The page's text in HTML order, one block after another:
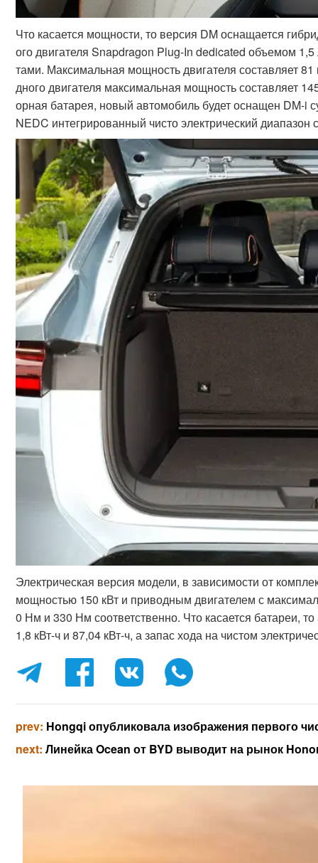
Что касается мощности, то версия DM оснащается
ого двигателя Snapdragon Plug-In dedicated объемом
тами. Максимальная мощность двигателя составляет
дного двигателя максимальная мощность составляет
орная батарея, новый автомобиль будет оснащен DM-i
NEDC интегрированный чисто электрический диапазон
Электрическая версия модели, в зависимости от
мощностью 150 кВт и приводным двигателем с
0 Нм и 330 Нм соответственно. Что касается батареи,
1,8 кВт-ч и 87,04 кВт-ч, а запас хода на чистом
prev: Hongqi опубликовала изображения первого
next:Линейка Ocean от BYD выводит на рынок